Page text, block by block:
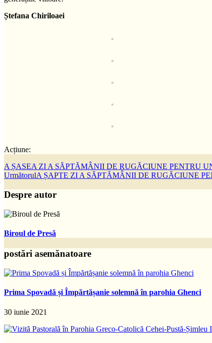
Ștefana Chiriloaei
Acțiune:
A ȘASEA ZI A SĂPTĂMÂNII DE RUGĂCIUNE PENTRU
UrmătorulA ȘAPTE ZI A SĂPTĂMÂNII DE RUGĂCIUNE
Despre autor
Biroul de Presă
postări asemănatoare
Prima Spovadă și Împărtășanie solemnă în parohia Ghenci
30 iunie 2021